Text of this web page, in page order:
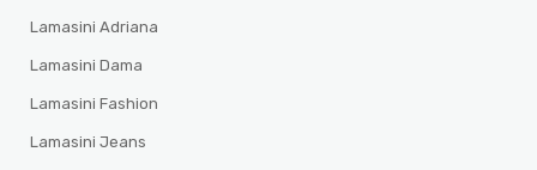
Lamasini Adriana
Lamasini Dama
Lamasini Fashion
Lamasini Jeans